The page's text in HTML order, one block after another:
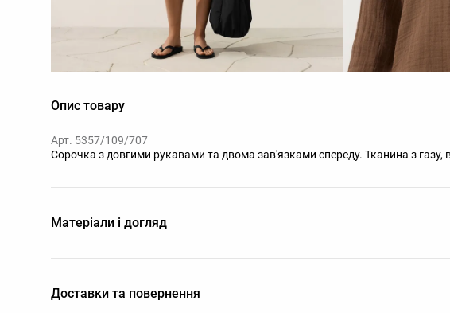
Опис товару
Арт. 5357/109/707
Сорочка з довгими рукавами та двома зав'язками спереду. Тканина з газу,
Матеріали і догляд
Доставки та повернення